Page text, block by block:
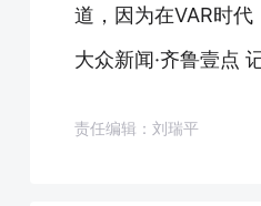
道，因为在VAR时
大众新闻·齐鲁壹点
责任编辑：刘瑞平